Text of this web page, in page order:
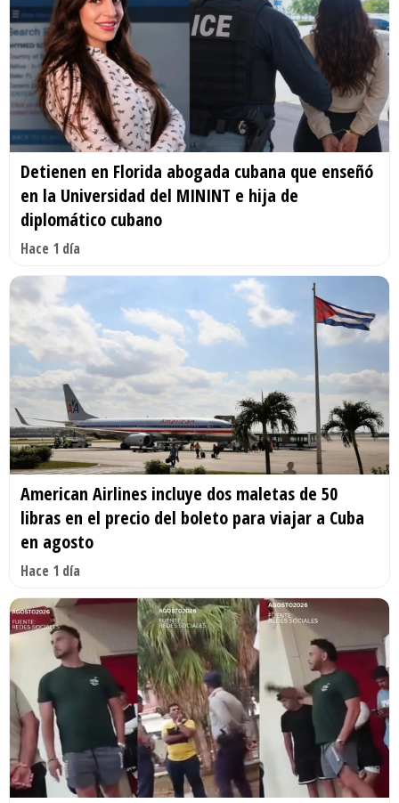
Detienen en Florida abogada cubana que enseñó
en la Universidad del MININT e hija de
diplomático cubano
Hace 1 día
American Airlines incluye dos maletas de 50
libras en el precio del boleto para viajar a Cuba
en agosto
Hace 1 día